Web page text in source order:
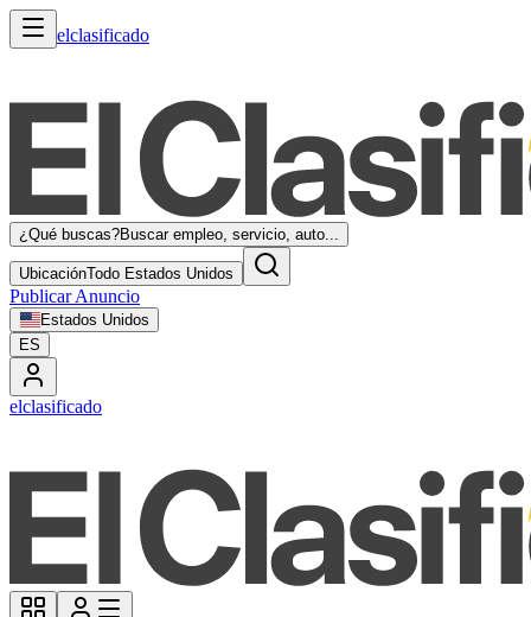
elclasificado
¿Qué buscas?Buscar empleo, servicio, auto...
UbicaciónTodo Estados Unidos
Publicar Anuncio
Estados Unidos
ES
elclasificado